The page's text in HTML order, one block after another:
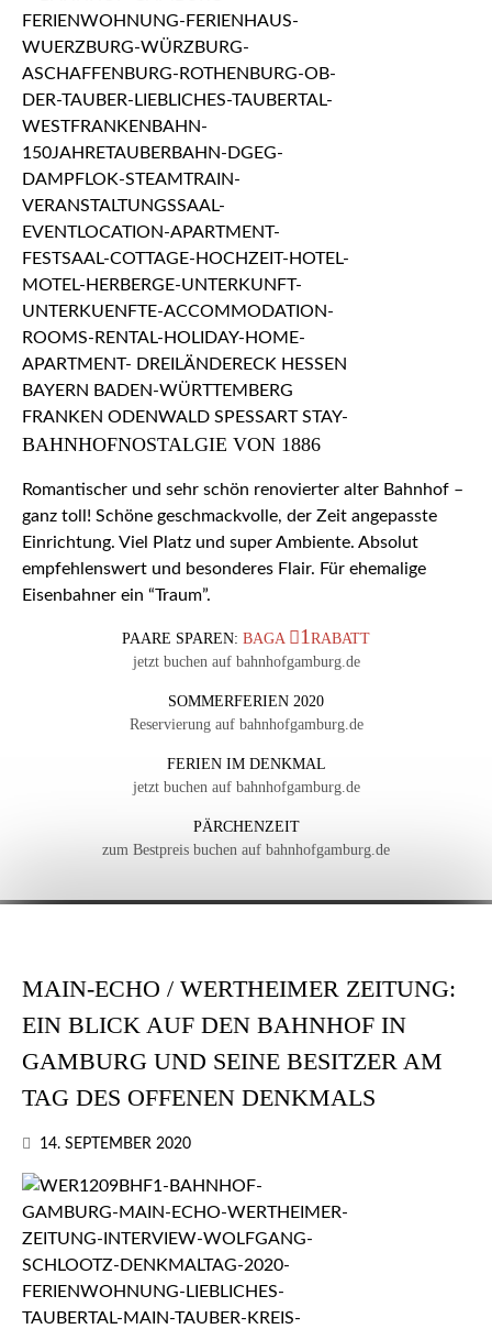
BAHNHOFNOSTALGIE VON 1886
Romantischer und sehr schön renovierter alter Bahnhof –
ganz toll! Schöne geschmackvolle, der Zeit angepasste
Einrichtung. Viel Platz und super Ambiente. Absolut
empfehlenswert und besonderes Flair. Für ehemalige
Eisenbahner ein “Traum”.
PAARE SPAREN: BAGA 1RABATT
jetzt buchen auf bahnhofgamburg.de
SOMMERFERIEN 2020
Reservierung auf bahnhofgamburg.de
FERIEN IM DENKMAL
jetzt buchen auf bahnhofgamburg.de
PÄRCHENZEIT
zum Bestpreis buchen auf bahnhofgamburg.de
MAIN-ECHO / WERTHEIMER ZEITUNG:
EIN BLICK AUF DEN BAHNHOF IN
GAMBURG UND SEINE BESITZER AM
TAG DES OFFENEN DENKMALS
14. SEPTEMBER 2020